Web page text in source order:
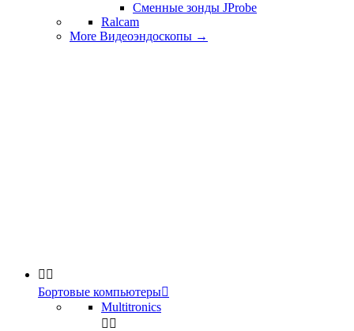
Сменные зонды JProbe
Ralcam
More Видеоэндоскопы →
 
Бортовые компьютеры
Multitronics
 